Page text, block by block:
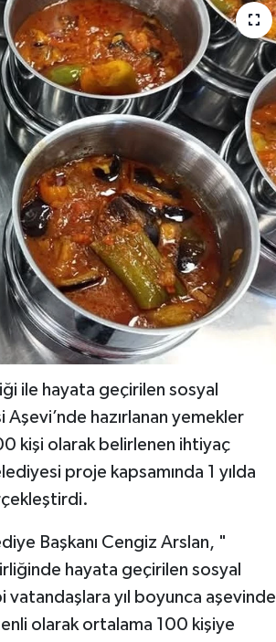
ile hayata geçirilen sosyal
hazırlanan yemekler
kişi olarak belirlenen ihtiyaç
proje kapsamında 1 yılda
Başkanı Cengiz Arslan, "
hayata geçirilen sosyal
vatandaşlara yıl boyunca aşevinde
olarak ortalama 100 kişiye